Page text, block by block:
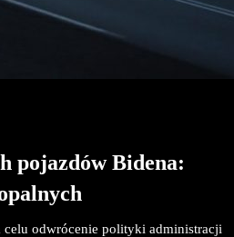
pojazdów Bidena:
celu odwrócenie polityki administracji